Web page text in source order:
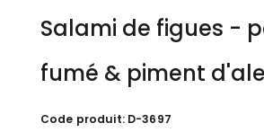
Salami de figues -
fumé & piment
Code produit: D-3697